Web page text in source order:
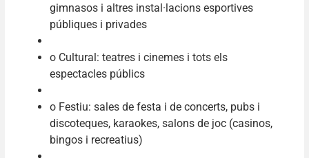
gimnasos i altres instal·lacions esportives
públiques i privades
o Cultural: teatres i cinemes i tots els
espectacles públics
o Festiu: sales de festa i de concerts, pubs i
discoteques, karaokes, salons de joc (casinos,
bingos i recreatius)